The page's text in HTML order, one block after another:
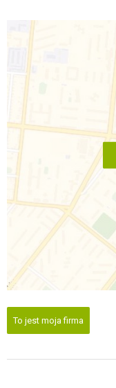
To jest moja firma